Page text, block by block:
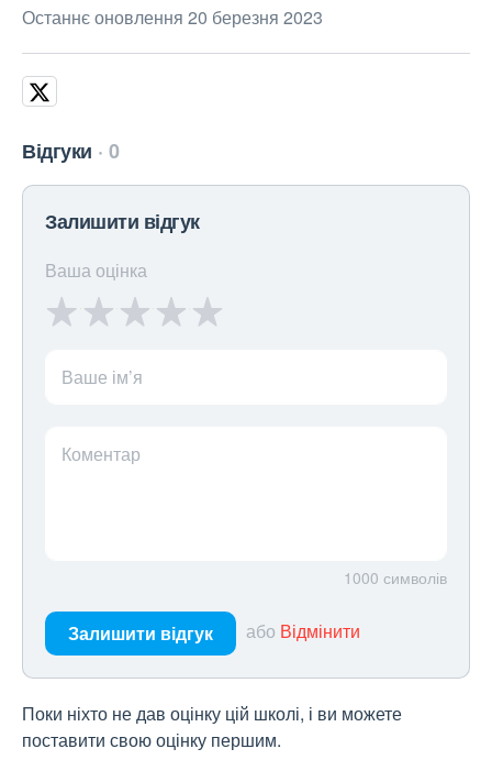
Останнє оновлення 20 березня 2023
Відгуки 0
Залишити відгук
Ваша оцінка
Ваше ім’я
Коментар
1000 символів
Залишити відгук або Відмінити
Поки ніхто не дав оцінку цій школі, і ви можете
поставити свою оцінку першим.